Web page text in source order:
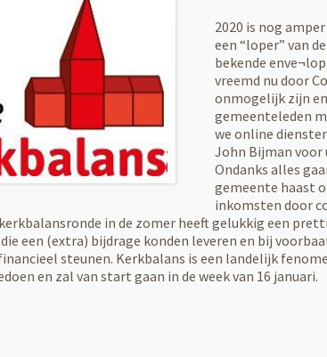
2020 is nog
een “loper” van
bekende
vreemd nu door
onmogelijk zijn
gemeenteleden
we online
John Bijman voor
Ondanks alles
gemeente haast
inkomsten door
in de zomer heeft gelukkig een
een (extra) bijdrage konden leveren en bij
steunen. Kerkbalans is een landelijk
en zal van start gaan in de week van 16 januari.